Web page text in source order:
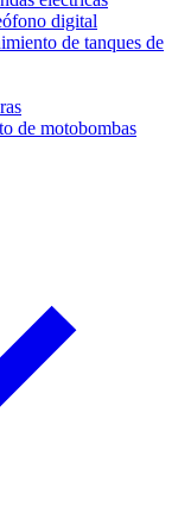
digital
de tanques de
de motobombas